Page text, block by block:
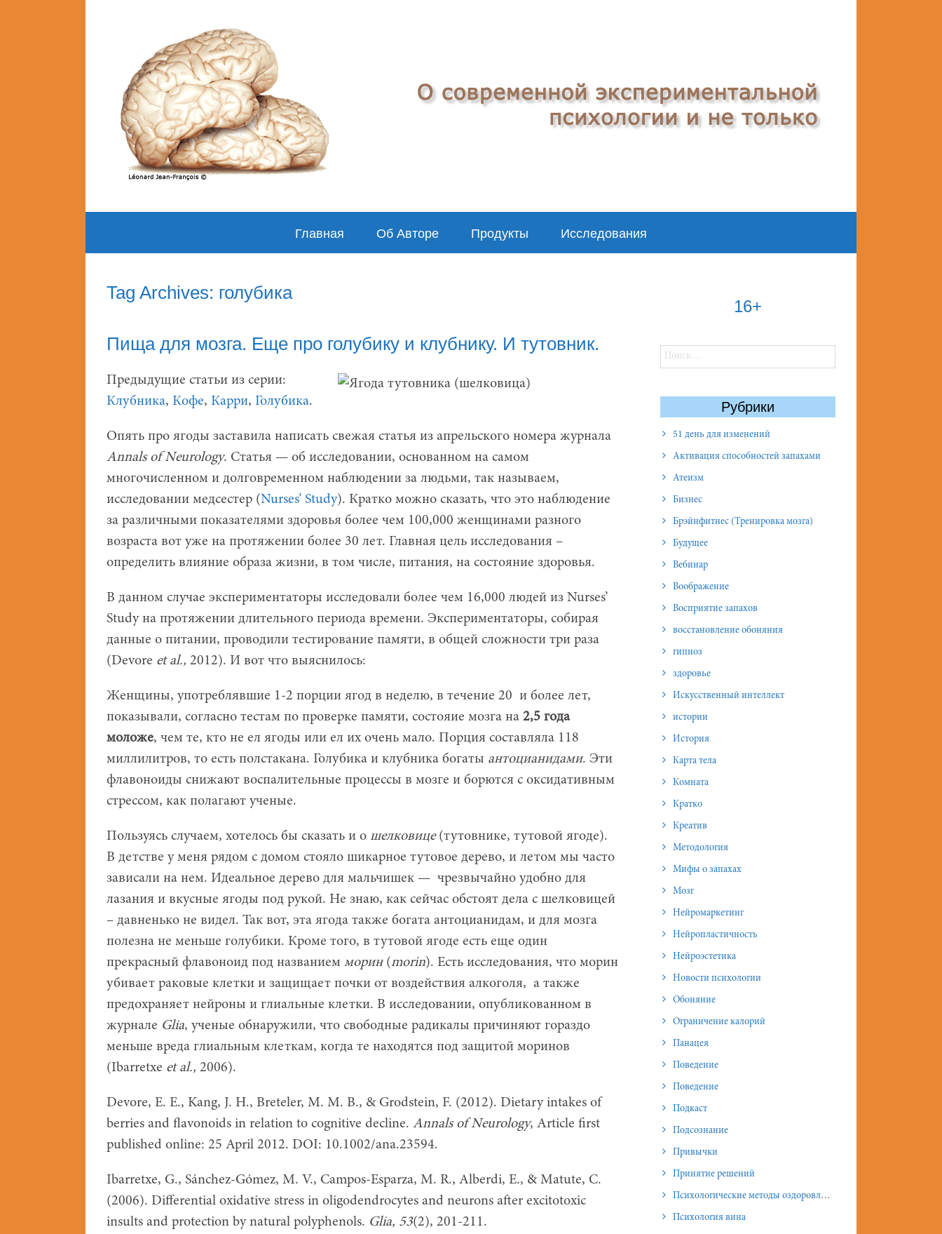
Главная Об Авторе Продукты Исследования
Tag Archives: голубика
Пища для мозга. Еще про голубику и клубнику. И тутовник.
Предыдущие статьи из серии:
Клубника, Кофе, Карри, Голубика.
Опять про ягоды заставила написать свежая статья из апрельского номера журнала
Annals ofNeurology. Статья — об исследовании, основанном на самом
многочисленном и долговременном наблюдении за людьми, так называем,
исследовании медсестер (Nurses’ Study). Кратко можно сказать, что это наблюдение
за различными показателями здоровья более чем 100,000 женщинами разного
возраста вот уже на протяжении более 30 лет. Главная цель исследования –
определить влияние образа жизни, в том числе, питания, на состояние здоровья.
В данном случае экспериментаторы исследовали более чем 16,000 людей из Nurses’
Study на протяжении длительного периода времени. Экспериментаторы, собирая
данные о питании, проводили тестирование памяти, в общей сложности три раза
(Devore et al., 2012). И вот что выяснилось:
Женщины, употреблявшие 1-2 порции ягод в неделю, в течение 20 и более лет,
показывали, согласно тестам по проверке памяти, состояие мозга на 2,5 года
моложе, чем те, кто не ел ягоды или ел их очень мало. Порция составляла 118
миллилитров, то есть полстакана. Голубика и клубника богаты антоцианидами. Эти
флавоноиды снижают воспалительные процессы в мозге и борются с оксидативным
стрессом, как полагают ученые.
Пользуясь случаем, хотелось бы сказать и о шелковице(тутовнике, тутовой ягоде).
В детстве у меня рядом с домом стояло шикарное тутовое дерево, и летом мы часто
зависали на нем. Идеальное дерево для мальчишек — чрезвычайно удобно для
лазания и вкусные ягоды под рукой. Не знаю, как сейчас обстоят дела с шелковицей
– давненько не видел. Так вот, эта ягода также богата антоцианидам, и для мозга
полезна не меньше голубики. Кроме того, в тутовой ягоде есть еще один
прекрасный флавоноид под названием морин(morin). Есть исследования, что морин
убивает раковые клетки и защищает почки от воздействия алкоголя, а также
предохраняет нейроны и глиальные клетки. В исследовании, опубликованном в
журнале Glia, ученые обнаружили, что свободные радикалы причиняют гораздо
меньше вреда глиальным клеткам, когда те находятся под защитой моринов
(Ibarretxe et al., 2006).
Devore, E. E., Kang, J. H., Breteler, M. M. B., & Grodstein, F. (2012). Dietary intakes of
berries and flavonoids in relation to cognitive decline. Annals of Neurology, Article first
published online: 25 April 2012. DOI: 10.1002/ana.23594.
Ibarretxe, G., Sánchez-Gómez, M. V., Campos-Esparza, M. R., Alberdi, E., & Matute, C.
(2006). Differential oxidative stress in oligodendrocytes and neurons after excitotoxic
insults and protection by natural polyphenols. Glia, 53(2), 201-211.
16+
Найти:
Рубрики
51 день для изменений
Активация способностей запахами
Атеизм
Бизнес
Брэйнфитнес (Тренировка мозга)
Будущее
Вебинар
Воображение
Восприятие запахов
восстановление обоняния
гипноз
здоровье
Искусственный интеллект
истории
История
Карта тела
Комната
Кратко
Креатив
Методология
Мифы о запахах
Мозг
Нейромаркетинг
Нейропластичность
Нейроэстетика
Новости психологии
Обоняние
Ограничение калорий
Панацея
Поведение
Поведение
Подкаст
Подсознание
Привычки
Принятие решений
Психологические методы оздоровления и омоложения
Психология вина